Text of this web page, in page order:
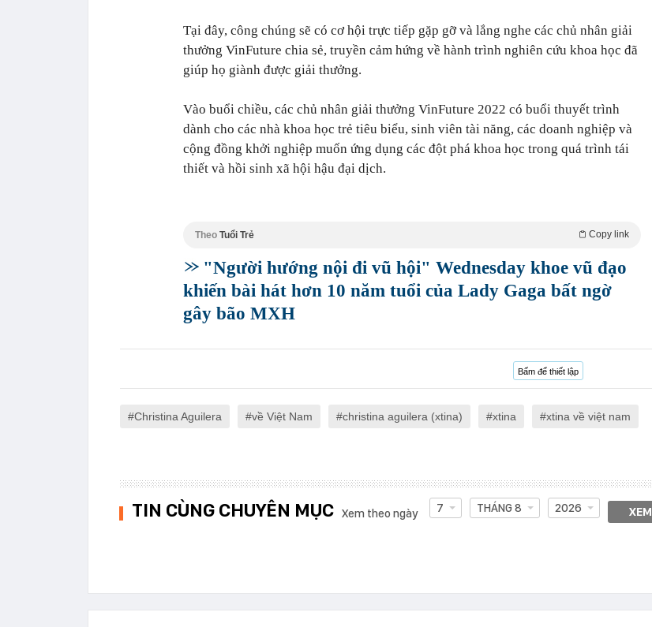
Tại đây, công chúng sẽ có cơ hội trực tiếp gặp gỡ và lắng nghe các chủ nhân giải
thưởng VinFuture chia sẻ, truyền cảm hứng về hành trình nghiên cứu khoa học đã
giúp họ giành được giải thưởng.
Vào buổi chiều, các chủ nhân giải thưởng VinFuture 2022 có buổi thuyết trình
dành cho các nhà khoa học trẻ tiêu biểu, sinh viên tài năng, các doanh nghiệp và
cộng đồng khởi nghiệp muốn ứng dụng các đột phá khoa học trong quá trình tái
thiết và hồi sinh xã hội hậu đại dịch.
Theo Tuổi Trẻ Copy link
"Người hướng nội đi vũ hội" Wednesday khoe vũ đạo
khiến bài hát hơn 10 năm tuổi của Lady Gaga bất ngờ
gây bão MXH
Bấm để thiết lập
Christina Aguilera về Việt Nam christina aguilera (xtina) xtina xtina về việt nam
TIN CÙNG CHUYÊN MỤC Xem theo ngày 7 THÁNG 8 2026 XEM